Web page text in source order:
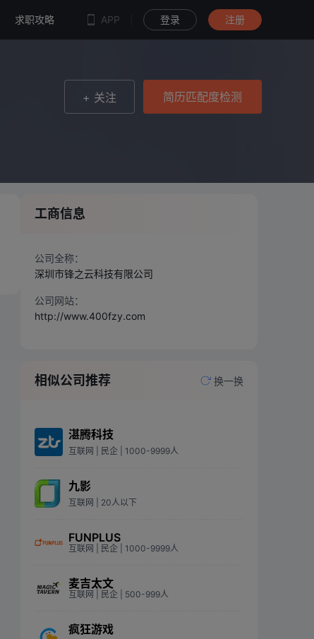
求职攻略 APP 登录 注册
+ 关注 简历匹配度检测
工商信息
公司全称：
深圳市锋之云科技有限公司
公司网站：
http://www.400fzy.com
相似公司推荐 换一换
湛腾科技
互联网 | 民企 | 1000-9999人
九影
互联网 | 20人以下
FUNPLUS
互联网 | 民企 | 1000-9999人
麦吉太文
互联网 | 民企 | 500-999人
疯狂游戏